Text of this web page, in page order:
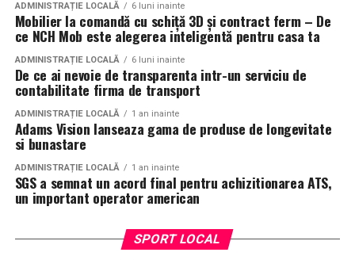
ADMINISTRAȚIE LOCALĂ 6 luni inainte
Mobilier la comandă cu schiță 3D și contract ferm – De
ce NCH Mob este alegerea inteligentă pentru casa ta
ADMINISTRAȚIE LOCALĂ 6 luni inainte
De ce ai nevoie de transparenta intr-un serviciu de
contabilitate firma de transport
ADMINISTRAȚIE LOCALĂ 1 an inainte
Adams Vision lanseaza gama de produse de longevitate
si bunastare
ADMINISTRAȚIE LOCALĂ 1 an inainte
SGS a semnat un acord final pentru achizitionarea ATS,
un important operator american
SPORT LOCAL